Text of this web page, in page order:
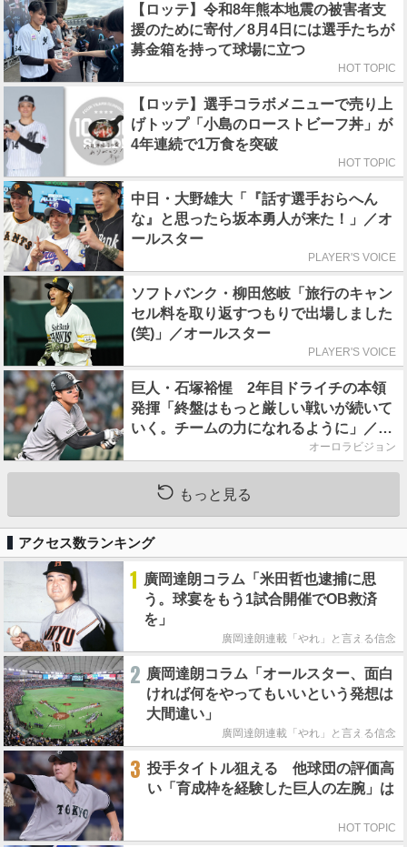
【ロッテ】令和8年熊本地震の被害者支
援のために寄付／8月4日には選手たちが
募金箱を持って球場に立つ
HOT TOPIC
【ロッテ】選手コラボメニューで売り上
げトップ「小島のローストビーフ丼」が
4年連続で1万食を突破
HOT TOPIC
中日・大野雄大「『話す選手おらへん
な』と思ったら坂本勇人が来た！」／オ
ールスター
PLAYER'S VOICE
ソフトバンク・柳田悠岐「旅行のキャン
セル料を取り返すつもりで出場しました
(笑)」／オールスター
PLAYER'S VOICE
巨人・石塚裕惺 2年目ドライチの本領
発揮「終盤はもっと厳しい戦いが続いて
いく。チームの力になれるように」／後
オーロラビジョン
もっと見る
アクセス数ランキング
1 廣岡達朗コラム「米田哲也逮捕に思
う。球宴をもう1試合開催でOB救済
を」
廣岡達朗連載「やれ」と言える信念
2 廣岡達朗コラム「オールスター、面白
ければ何をやってもいいという発想は
大間違い」
廣岡達朗連載「やれ」と言える信念
3 投手タイトル狙える 他球団の評価高
い「育成枠を経験した巨人の左腕」は
HOT TOPIC